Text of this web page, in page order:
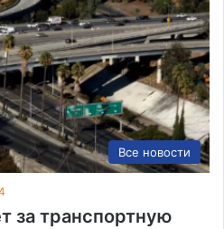
Все новости
за транспортную